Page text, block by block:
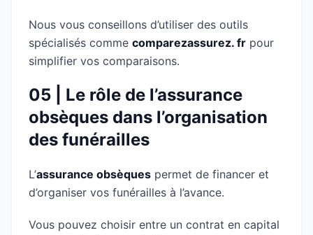
Nous vous conseillons d’utiliser des outils
spécialisés comme comparezassurez. fr pour
simplifier vos comparaisons.
05 | Le rôle de l’assurance
obsèques dans l’organisation
des funérailles
L’assurance obsèques permet de financer et
d’organiser vos funérailles à l’avance.
Vous pouvez choisir entre un contrat en capital